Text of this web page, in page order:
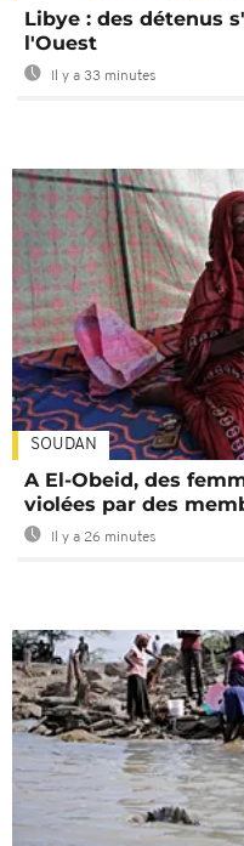
Libye : des détenus
l'Ouest
Il y a 33 minutes
SOUDAN
A El-Obeid, des
violées par des
Il y a 26 minutes